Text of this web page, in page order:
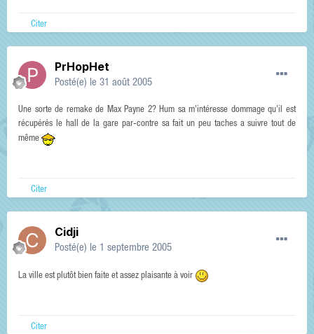
Citer
PrHopHet
Posté(e) le 31 août 2005
Une sorte de remake de Max Payne 2? Hum sa m'intéresse dommage qu'il est
récupérés le hall de la gare par-contre sa fait un peu taches a suivre tout de
même
Citer
Cidji
Posté(e) le 1 septembre 2005
La ville est plutôt bien faite et assez plaisante à voir
Citer